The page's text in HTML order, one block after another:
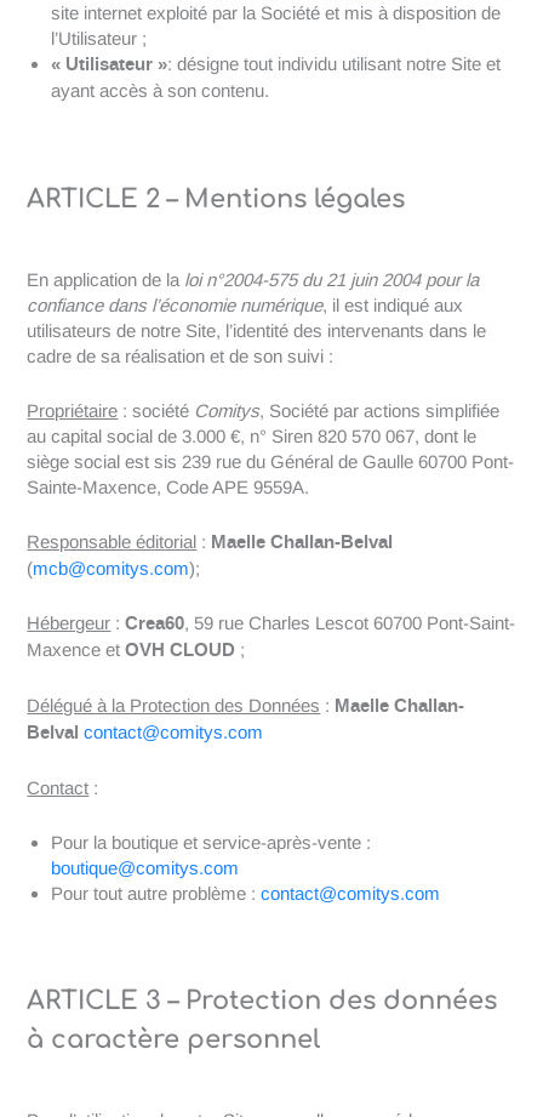
site internet exploité par la Société et mis à disposition de
l’Utilisateur ;
« Utilisateur »: désigne tout individu utilisant notre Site et
ayant accès à son contenu.
ARTICLE 2 – Mentions légales
En application de la loi n°2004-575 du 21 juin 2004 pour la
confiance dans l’économie numérique, il est indiqué aux
utilisateurs de notre Site, l’identité des intervenants dans le
cadre de sa réalisation et de son suivi :
Propriétaire : société Comitys, Société par actions simplifiée
au capital social de 3.000 €, n° Siren 820 570 067, dont le
siège social est sis 239 rue du Général de Gaulle 60700 Pont-
Sainte-Maxence, Code APE 9559A.
Responsable éditorial : Maelle Challan-Belval
(mcb@comitys.com);
Hébergeur :Crea60, 59 rue Charles Lescot 60700 Pont-Saint-
Maxence etOVH CLOUD ;
Délégué à la Protection des Données : Maelle Challan-
Belvalcontact@comitys.com
Contact :
Pour la boutique et service-après-vente :
boutique@comitys.com
Pour tout autre problème :contact@comitys.com
ARTICLE 3 – Protection des données
à caractère personnel